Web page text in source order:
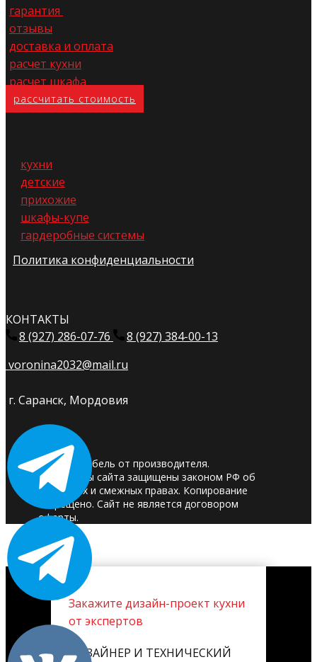
гарантия
отзывы
доставка и оплата
расчет кухни
расчет шкафа
расс​читать стоимость
кухни
детские
прихожие
шкафы-купе
гардеробные системы
Политика конфиденциальности
КОНТАКТЫ
8 (927) 286-07-76
8 (927) 384-00-13
voronina2032@mail.ru
г. Саранск, Мордовия
© 2025. Мебель от производителя.
Материалы сайта защищены законом РФ об
авторских и смежных правах. Копирование
запрещено. Сайт не является договором
оферты.
Закажите дизайн-проект кухни
от экспертов
ДИЗАЙНЕР И ТЕХНИЧЕСКИЙ